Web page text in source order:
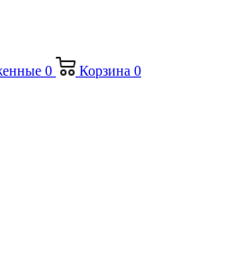
0 Корзина 0